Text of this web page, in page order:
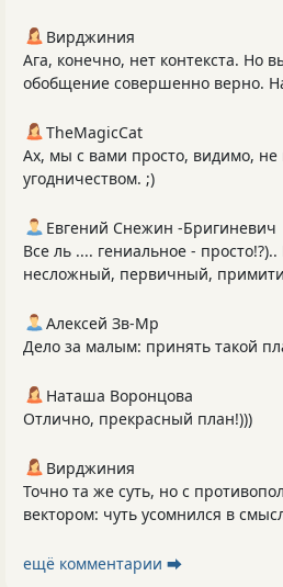
Вирджиния
Ага, конечно, нет контекста. Но
обобщение совершенно верно.
TheMagicCat
Ах, мы с вами просто, видимо, не
угодничеством. ;)
Евгений Снежин -Бригиневич
Все ль .... гениальное -
несложный, первичный,
Алексей Зв-Mp
Дело за малым: принять такой
Наташа Воронцова
Отлично, прекрасный план!)))
Вирджиния
Точно та же суть, но с
вектором: чуть усомнился в
ещё комментарии ⮕